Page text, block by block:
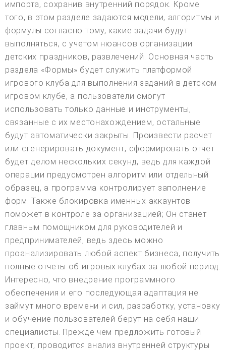
импорта, сохранив внутренний порядок. Кроме
того, в этом разделе задаются модели, алгоритмы и
формулы согласно тому, какие задачи будут
выполняться, с учетом нюансов организации
детских праздников, развлечений. Основная часть
раздела «Формы» будет служить платформой
игрового клуба для выполнения заданий в детском
игровом клубе, а пользователи смогут
использовать только данные и инструменты,
связанные с их местонахождением, остальные
будут автоматически закрыты. Произвести расчет
или сгенерировать документ, сформировать отчет
будет делом нескольких секунд, ведь для каждой
операции предусмотрен алгоритм или отдельный
образец, а программа контролирует заполнение
форм. Также блокировка именных аккаунтов
поможет в контроле за организацией; Он станет
главным помощником для руководителей и
предпринимателей, ведь здесь можно
проанализировать любой аспект бизнеса, получить
полные отчеты об игровых клубах за любой период.
Интересно, что внедрение программного
обеспечения и его последующая адаптация не
займут много времени и сил, разработку, установку
и обучение пользователей берут на себя наши
специалисты. Прежде чем предложить готовый
проект, проводится анализ внутренней структуры